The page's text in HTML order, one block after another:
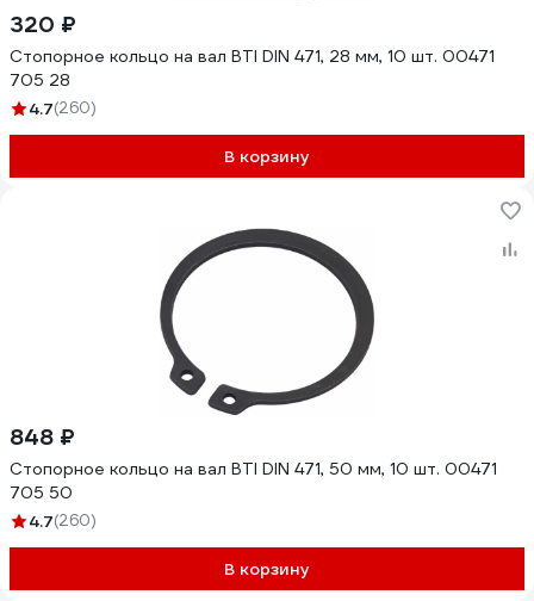
320 ₽
Стопорное кольцо на вал BTI DIN 471, 28 мм, 10 шт. 00471
705 28
4.7(260)
В корзину
848 ₽
Стопорное кольцо на вал BTI DIN 471, 50 мм, 10 шт. 00471
705 50
4.7(260)
В корзину